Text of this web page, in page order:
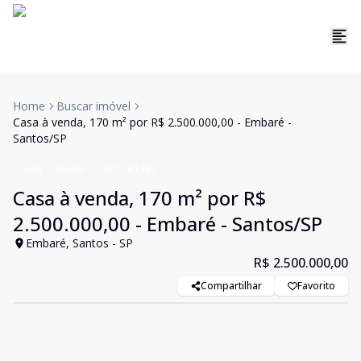
Home
Buscar imóvel
Casa à venda, 170 m² por R$ 2.500.000,00 - Embaré -
Santos/SP
Casa à venda, 170 m² por R$
2.500.000,00 - Embaré - Santos/SP
Embaré, Santos - SP
R$ 2.500.000,00
Compartilhar Favorito